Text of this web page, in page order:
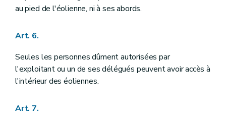
au pied de l'éolienne, ni à ses abords.
Art. 6.
Seules les personnes dûment autorisées par
l'exploitant ou un de ses délégués peuvent avoir accès à
l'intérieur des éoliennes.
Art. 7.